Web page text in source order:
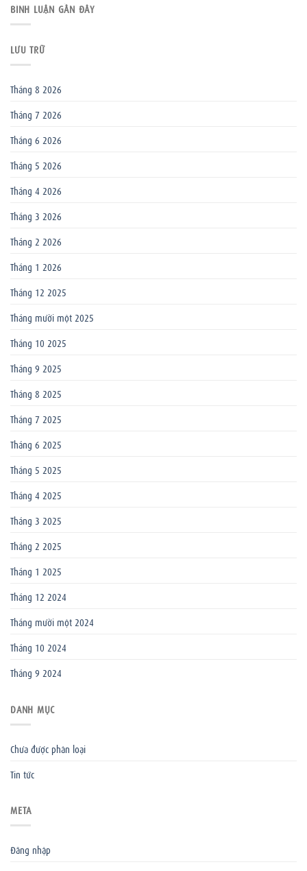
BÌNH LUẬN GẦN ĐÂY
LƯU TRỮ
Tháng 8 2026
Tháng 7 2026
Tháng 6 2026
Tháng 5 2026
Tháng 4 2026
Tháng 3 2026
Tháng 2 2026
Tháng 1 2026
Tháng 12 2025
Tháng mười một 2025
Tháng 10 2025
Tháng 9 2025
Tháng 8 2025
Tháng 7 2025
Tháng 6 2025
Tháng 5 2025
Tháng 4 2025
Tháng 3 2025
Tháng 2 2025
Tháng 1 2025
Tháng 12 2024
Tháng mười một 2024
Tháng 10 2024
Tháng 9 2024
DANH MỤC
Chưa được phân loại
Tin tức
META
Đăng nhập